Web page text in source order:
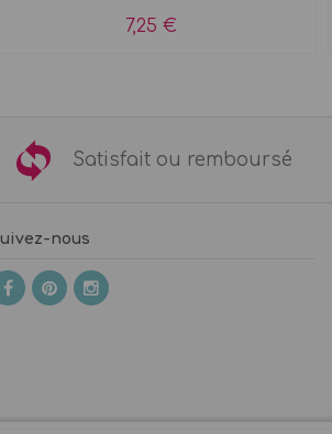
7,25 €
Satisfait ou remboursé
nous